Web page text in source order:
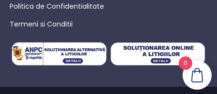
Politica de Confidentialitate
Termeni si Conditii
0